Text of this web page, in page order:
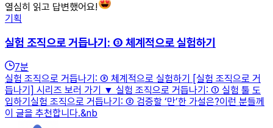
열심히 읽고 답변했어요!
기획
실험 조직으로 거듭나기: ③ 체계적으로 실험하기
7분
실험 조직으로 거듭나기: ③ 체계적으로 실험하기 [실험 조직으로 거
듭나기] 시리즈 보러 가기 ▼ 실험 조직으로 거듭나기: ① 실험 툴 도
입하기실험 조직으로 거듭나기: ② 검증할 ‘만’한 가설은?이런 분들께
이 글을 추천합니다.&nb